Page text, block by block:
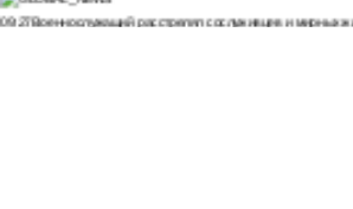
09:27Военнослужащий расстрелял сослуживцев и мирных